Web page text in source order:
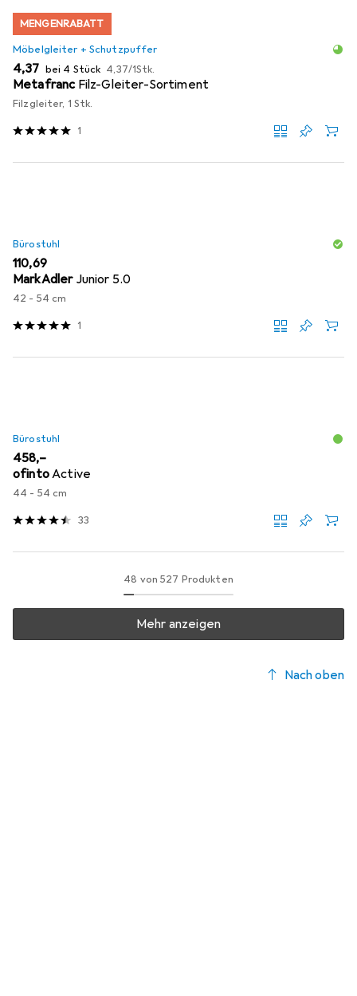
MENGENRABATT
Möbelgleiter + Schutzpuffer
EUR
4,37 bei 4 Stück EUR
4,37/1Stk.
Metafranc Filz-Gleiter-Sortiment
Filzgleiter, 1 Stk.
1
Bürostuhl
EUR
110,69
MarkAdler Junior 5.0
42 - 54 cm
1
Bürostuhl
EUR
458,–
ofintoActive
44 - 54 cm
33
48 von 527 Produkten
Mehr anzeigen
Nach oben